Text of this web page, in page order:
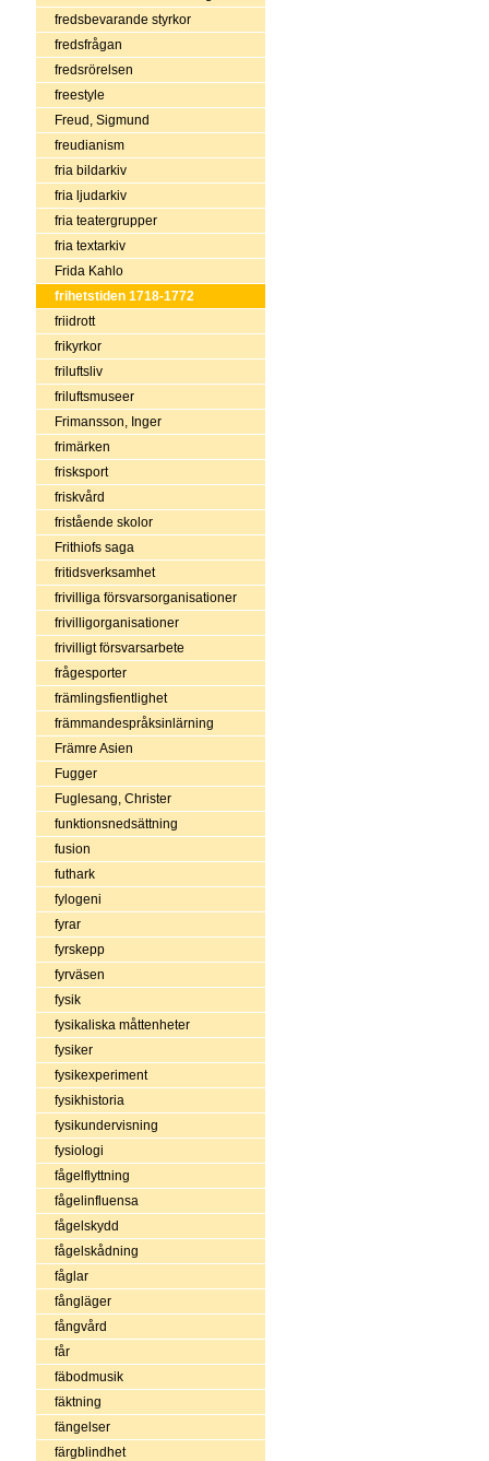
fredsbevarande styrkor
fredsfrågan
fredsrörelsen
freestyle
Freud, Sigmund
freudianism
fria bildarkiv
fria ljudarkiv
fria teatergrupper
fria textarkiv
Frida Kahlo
frihetstiden 1718-1772
friidrott
frikyrkor
friluftsliv
friluftsmuseer
Frimansson, Inger
frimärken
frisksport
friskvård
fristående skolor
Frithiofs saga
fritidsverksamhet
frivilliga försvarsorganisationer
frivilligorganisationer
frivilligt försvarsarbete
frågesporter
främlingsfientlighet
främmandespråksinlärning
Främre Asien
Fugger
Fuglesang, Christer
funktionsnedsättning
fusion
futhark
fylogeni
fyrar
fyrskepp
fyrväsen
fysik
fysikaliska måttenheter
fysiker
fysikexperiment
fysikhistoria
fysikundervisning
fysiologi
fågelflyttning
fågelinfluensa
fågelskydd
fågelskådning
fåglar
fångläger
fångvård
får
fäbodmusik
fäktning
fängelser
färgblindhet